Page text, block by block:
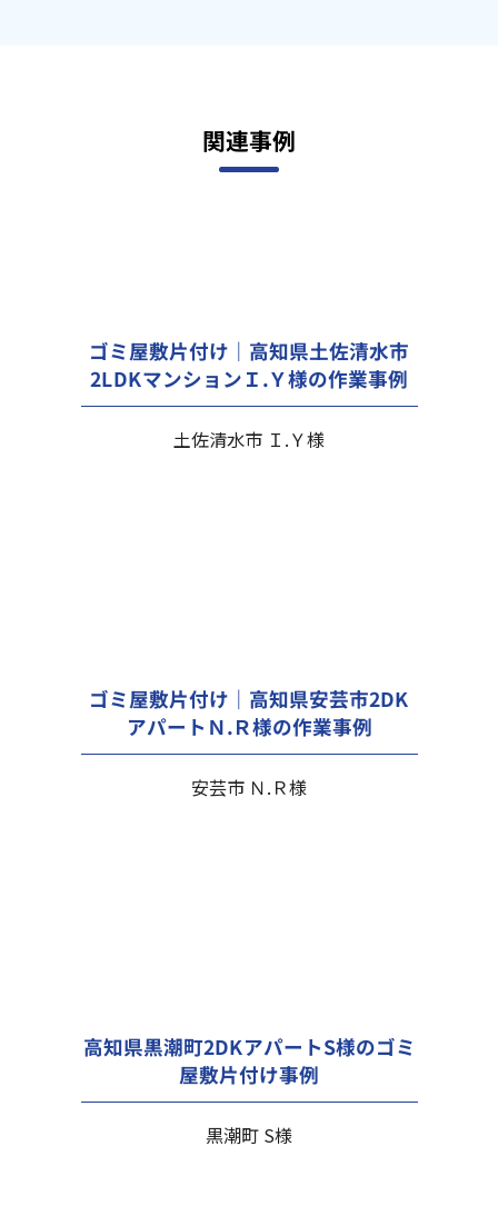
関連事例
ゴミ屋敷片付け｜高知県土佐清水市
2LDKマンションＩ.Ｙ様の作業事例
土佐清水市 Ｉ.Ｙ様
ゴミ屋敷片付け｜高知県安芸市2DK
アパートＮ.Ｒ様の作業事例
安芸市 Ｎ.Ｒ様
高知県黒潮町2DKアパートS様のゴミ
屋敷片付け事例
黒潮町 S様